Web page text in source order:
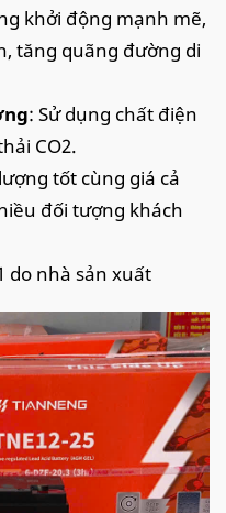
khởi động mạnh mẽ,
tăng quãng đường di
: Sử dụng chất điện
CO2.
tốt cùng giá cả
đối tượng khách
do nhà sản xuất